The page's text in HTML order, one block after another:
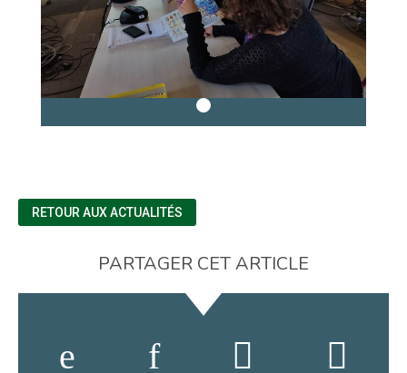
RETOUR AUX ACTUALITÉS
PARTAGER CET ARTICLE